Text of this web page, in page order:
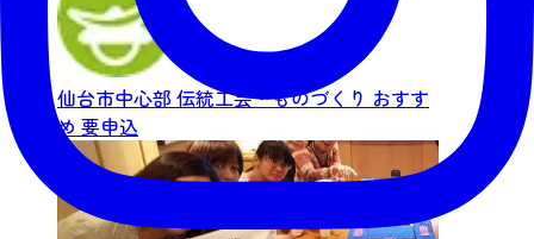
仙台市中心部 伝統工芸・ものづくり おすす
め 要申込